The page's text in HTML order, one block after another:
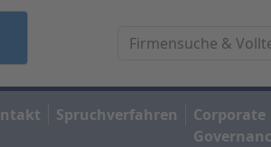
Spruchverfahren
Corporate